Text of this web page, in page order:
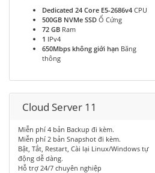
Dedicated 24 Core E5-2686v4 CPU
500GB NVMe SSD Ổ Cứng
72 GB Ram
1 IPv4
650Mbps không giới hạn Băng
thông
Cloud Server 11
Miễn phí 4 bản Backup đi kèm.
Miễn phí 2 bản Snapshot đi kèm.
Bật, Tắt, Restart, Cài lại Linux/Windows tự
động dễ dàng.
Hỗ trợ 24/7 chuyên nghiệp